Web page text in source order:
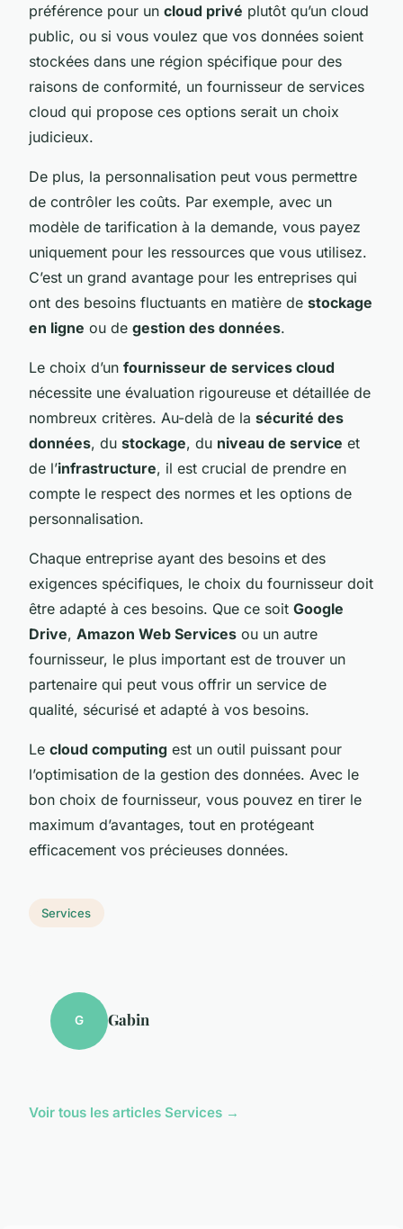
préférence pour un cloud privé plutôt qu’un cloud
public, ou si vous voulez que vos données soient
stockées dans une région spécifique pour des
raisons de conformité, un fournisseur de services
cloud qui propose ces options serait un choix
judicieux.
De plus, la personnalisation peut vous permettre
de contrôler les coûts. Par exemple, avec un
modèle de tarification à la demande, vous payez
uniquement pour les ressources que vous utilisez.
C’est un grand avantage pour les entreprises qui
ont des besoins fluctuants en matière de stockage
en ligne ou de gestion des données.
Le choix d’un fournisseur de services cloud
nécessite une évaluation rigoureuse et détaillée de
nombreux critères. Au-delà de la sécurité des
données, du stockage, du niveau de service et
de l’infrastructure, il est crucial de prendre en
compte le respect des normes et les options de
personnalisation.
Chaque entreprise ayant des besoins et des
exigences spécifiques, le choix du fournisseur doit
être adapté à ces besoins. Que ce soit Google
Drive, Amazon Web Services ou un autre
fournisseur, le plus important est de trouver un
partenaire qui peut vous offrir un service de
qualité, sécurisé et adapté à vos besoins.
Le cloud computing est un outil puissant pour
l’optimisation de la gestion des données. Avec le
bon choix de fournisseur, vous pouvez en tirer le
maximum d’avantages, tout en protégeant
efficacement vos précieuses données.
Services
G Gabin
Voir tous les articles Services →